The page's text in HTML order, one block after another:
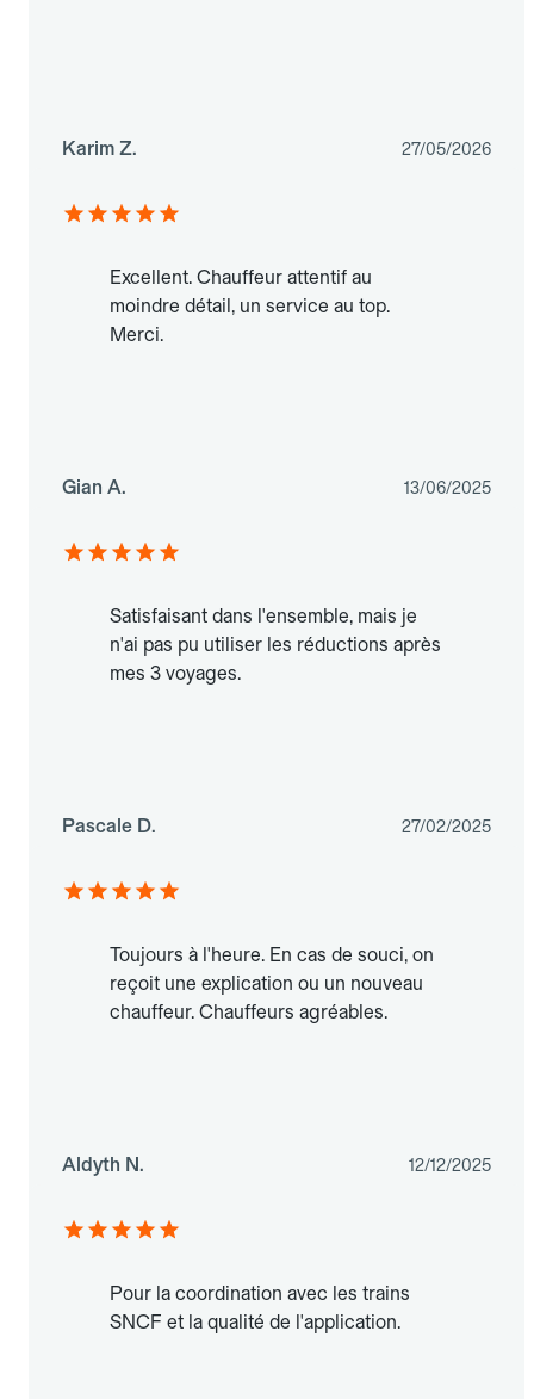
Karim Z. 27/05/2026
Excellent. Chauffeur attentif au
moindre détail, un service au top.
Merci.
Gian A. 13/06/2025
Satisfaisant dans l'ensemble, mais je
n'ai pas pu utiliser les réductions après
mes 3 voyages.
Pascale D. 27/02/2025
Toujours à l'heure. En cas de souci, on
reçoit une explication ou un nouveau
chauffeur. Chauffeurs agréables.
Aldyth N. 12/12/2025
Pour la coordination avec les trains
SNCF et la qualité de l'application.